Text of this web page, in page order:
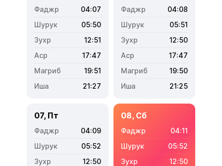
04:07
05:50
12:51
17:47
19:51
21:27
04:08
05:51
12:50
17:47
19:50
21:25
07, Пт
04:09
05:52
12:50
08, Сб
04:11
05:52
12:50